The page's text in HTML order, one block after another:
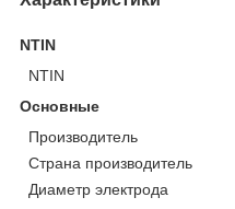
NTIN
NTIN
Основные
Производитель
Страна производитель
Диаметр электрода